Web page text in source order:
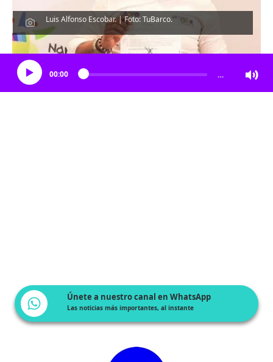
Luis Alfonso Escobar. | Foto: TuBarco.
Escucha el artículo
00:00 …
Únete a nuestro canal en WhatsApp
Las noticias más importantes, al instante